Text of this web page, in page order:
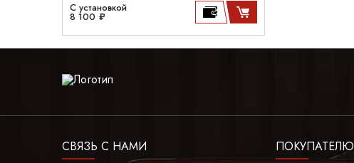
С установкой
8 100 ₽
СВЯЗЬ С НАМИ ПОКУПАТЕЛЮ